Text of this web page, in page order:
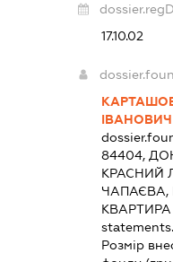
17.10.02
ІВАНОВИЧ
84404,
КРАСНИЙ
ЧАПАЄВА,
КВАРТИРА
Розмір